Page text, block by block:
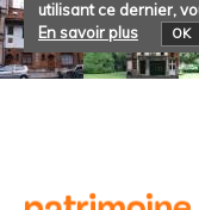
utilisant ce dernier,
En savoir plus
OK